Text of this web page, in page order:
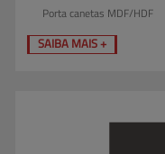
Porta canetas MDF/HDF
SAIBA MAIS +